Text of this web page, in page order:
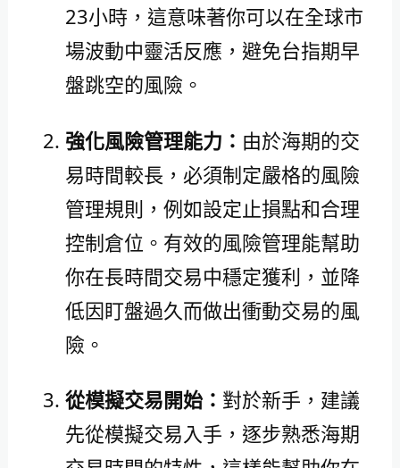
23小時，這意味著你可以在全球市
場波動中靈活反應，避免台指期早
盤跳空的風險。
強化風險管理能力： 由於海期的交
易時間較長，必須制定嚴格的風險
管理規則，例如設定止損點和合理
控制倉位。有效的風險管理能幫助
你在長時間交易中穩定獲利，並降
低因盯盤過久而做出衝動交易的風
險。
從模擬交易開始： 對於新手，建議
先從模擬交易入手，逐步熟悉海期